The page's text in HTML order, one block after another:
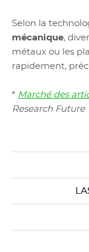
Selon la
mécanique,
métaux ou les
rapidement,
* Marché des
Research Future